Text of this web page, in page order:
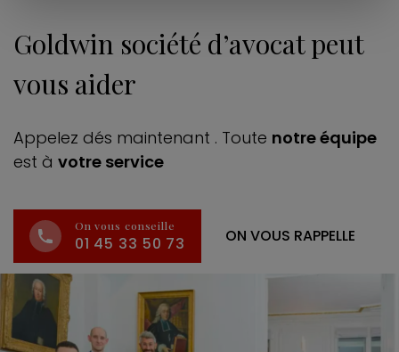
Goldwin société d’avocat peut
vous aider
Appelez dés maintenant . Toute notre équipe
est à votre service
On vous conseille
01 45 33 50 73 ON VOUS RAPPELLE